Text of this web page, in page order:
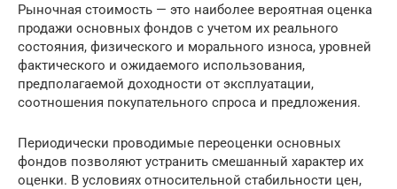
Рыночная стоимость — это наиболее вероятная оценка
продажи основных фондов с учетом их реального
состояния, физического и морального износа, уровней
фактического и ожидаемого использования,
предполагаемой доходности от эксплуатации,
соотношения покупательного спроса и предложения.
Периодически проводимые переоценки основных
фондов позволяют устранить смешанный характер их
оценки. В условиях относительной стабильности цен,